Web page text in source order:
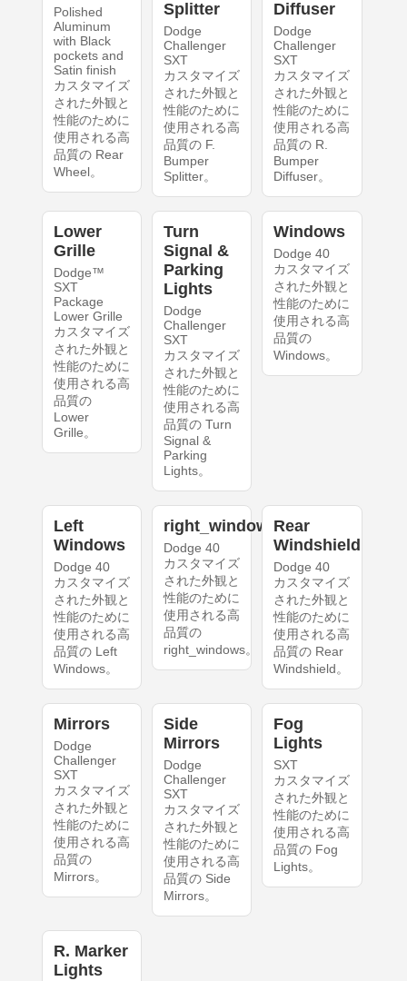
Polished
Aluminum
with Black
pockets and
Satin finish
カスタマイズ
された外観と
性能のために
使用される高
品質の Rear
Wheel。
Splitter
Dodge
Challenger
SXT
カスタマイズ
された外観と
性能のために
使用される高
品質の F.
Bumper
Splitter。
Diffuser
Dodge
Challenger
SXT
カスタマイズ
された外観と
性能のために
使用される高
品質の R.
Bumper
Diffuser。
Lower
Grille
Dodge™
SXT
Package
Lower Grille
カスタマイズ
された外観と
性能のために
使用される高
品質の
Lower
Grille。
Turn
Signal &
Parking
Lights
Dodge
Challenger
SXT
カスタマイズ
された外観と
性能のために
使用される高
品質の Turn
Signal &
Parking
Lights。
Windows
Dodge 40
カスタマイズ
された外観と
性能のために
使用される高
品質の
Windows。
Left
Windows
Dodge 40
カスタマイズ
された外観と
性能のために
使用される高
品質の Left
Windows。
right_windows
Dodge 40
カスタマイズ
された外観と
性能のために
使用される高
品質の
right_windows。
Rear
Windshield
Dodge 40
カスタマイズ
された外観と
性能のために
使用される高
品質の Rear
Windshield。
Mirrors
Dodge
Challenger
SXT
カスタマイズ
された外観と
性能のために
使用される高
品質の
Mirrors。
Side
Mirrors
Dodge
Challenger
SXT
カスタマイズ
された外観と
性能のために
使用される高
品質の Side
Mirrors。
Fog
Lights
SXT
カスタマイズ
された外観と
性能のために
使用される高
品質の Fog
Lights。
R. Marker
Lights